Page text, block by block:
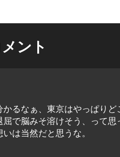
ント
るなぁ、東京はやっぱり
屈で脳みそ溶けそう、って
は当然だと思うな。